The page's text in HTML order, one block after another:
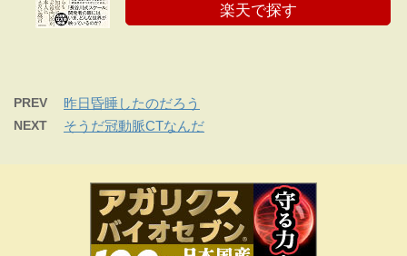
楽天で探す
PREV 昨日昏睡したのだろう
NEXT そうだ冠動脈CTなんだ